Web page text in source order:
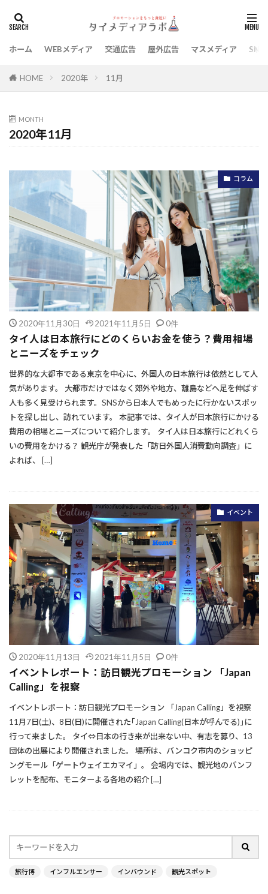
ホーム WEBメディア 交通広告 屋外広告 マスメディア SNS
HOME 2020年 11月
MONTH
2020年11月
コラム
2020年11月30日 2021年11月5日 0件
タイ人は日本旅行にどのくらいお金を使う？費用相場
とニーズをチェック
世界的な大都市である東京を中心に、外国人の日本旅行は依然として人
気があります。 大都市だけではなく郊外や地方、離島などへ足を伸ばす
人も多く見受けられます。SNSから日本人でもめったに行かないスポッ
トを探し出し、訪れています。 本記事では、タイ人が日本旅行にかける
費用の相場とニーズについて紹介します。 タイ人は日本旅行にどれくら
いの費用をかける？ 観光庁が発表した「訪日外国人消費動向調査」に
よれば、 […]
イベント
2020年11月13日 2021年11月5日 0件
イベントレポート：訪日観光プロモーション 「Japan
Calling」を視察
イベントレポート：訪日観光プロモーション 「Japan Calling」を視察
11月7日(土)、8日(日)に開催された｢Japan Calling(日本が呼んでる)｣に
行って来ました。 タイ⇔日本の行き来が出来ない中、有志を募り、13
団体の出展により開催されました。 場所は、バンコク市内のショッピ
ングモール「ゲートウェイエカマイ」。 会場内では、観光地のパンフ
レットを配布、モニターよる各地の紹介 […]
旅行博 インフルエンサー インバウンド 観光スポット
タグ
インフルエンサー
ウェブメディア
デザイン
印刷
集客
検索